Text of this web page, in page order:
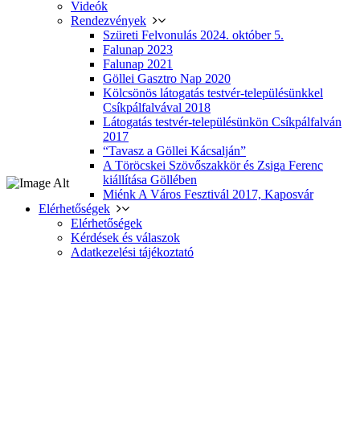
Videók
Rendezvények
Szüreti Felvonulás 2024. október 5.
Falunap 2023
Falunap 2021
Göllei Gasztro Nap 2020
Kölcsönös látogatás testvér-településünkkel
Csíkpálfalvával 2018
Látogatás testvér-településünkön Csíkpálfalván
2017
“Tavasz a Göllei Kácsalján”
A Töröcskei Szövőszakkör és Zsiga Ferenc
kiállítása Göllében
Miénk A Város Fesztivál 2017, Kaposvár
Elérhetőségek
Elérhetőségek
Kérdések és válaszok
Adatkezelési tájékoztató